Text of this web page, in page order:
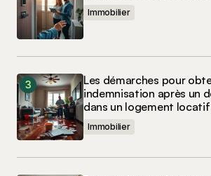
Immobilier
Les démarches pour
indemnisation après un
dans un logement locatif
Immobilier